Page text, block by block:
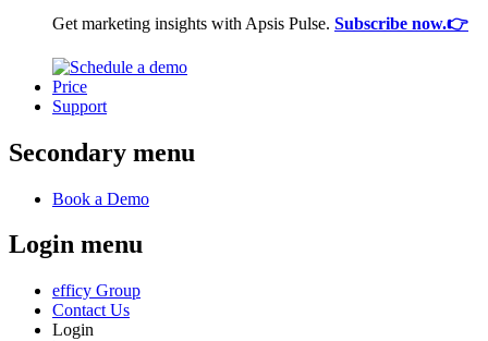
Get marketing insights with Apsis Pulse. Subscribe now.👉
Price
Support
Secondary menu
Book a Demo
Login menu
efficy Group
Contact Us
Login